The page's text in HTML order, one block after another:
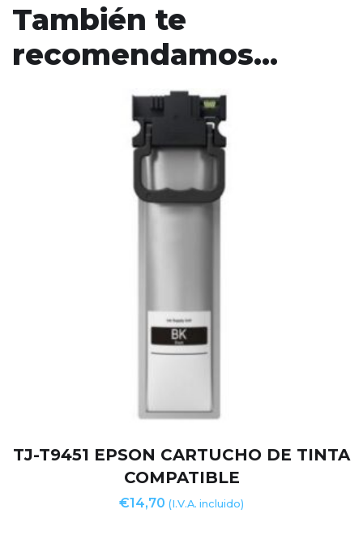
También te
recomendamos…
TJ-T9451 EPSON CARTUCHO DE TINTA
COMPATIBLE
€14,70 (I.V.A. incluido)